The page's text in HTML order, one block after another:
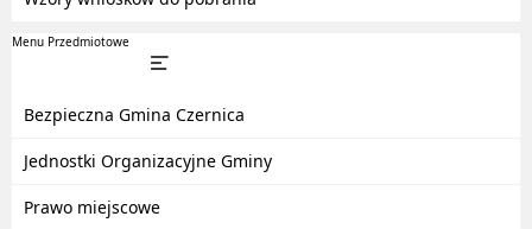
Menu Przedmiotowe
Bezpieczna Gmina Czernica
Jednostki Organizacyjne Gminy
Prawo miejscowe